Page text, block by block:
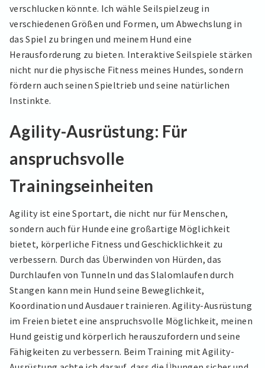
verschlucken könnte. Ich wähle Seilspielzeug in
verschiedenen Größen und Formen, um Abwechslung in
das Spiel zu bringen und meinem Hund eine
Herausforderung zu bieten. Interaktive Seilspiele stärken
nicht nur die physische Fitness meines Hundes, sondern
fördern auch seinen Spieltrieb und seine natürlichen
Instinkte.
Agility-Ausrüstung: Für
anspruchsvolle
Trainingseinheiten
Agility ist eine Sportart, die nicht nur für Menschen,
sondern auch für Hunde eine großartige Möglichkeit
bietet, körperliche Fitness und Geschicklichkeit zu
verbessern. Durch das Überwinden von Hürden, das
Durchlaufen von Tunneln und das Slalomlaufen durch
Stangen kann mein Hund seine Beweglichkeit,
Koordination und Ausdauer trainieren. Agility-Ausrüstung
im Freien bietet eine anspruchsvolle Möglichkeit, meinen
Hund geistig und körperlich herauszufordern und seine
Fähigkeiten zu verbessern. Beim Training mit Agility-